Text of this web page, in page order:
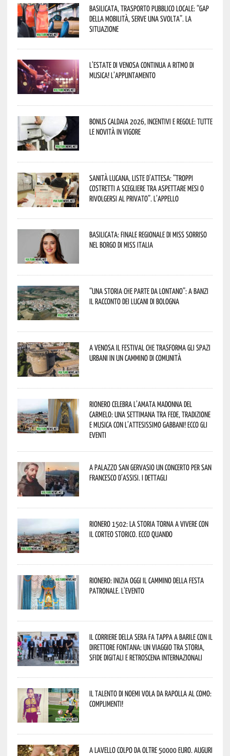
Basilicata, trasporto pubblico locale: “Gap
della mobilità, serve una svolta”. La
situazione
L’estate di Venosa continua a ritmo di
musica! L’appuntamento
Bonus caldaia 2026, incentivi e regole: tutte
le novità in vigore
Sanità lucana, liste d’attesa: “Troppi
costretti a scegliere tra aspettare mesi o
rivolgersi al privato”. L’appello
Basilicata: finale regionale di Miss Sorriso
nel borgo di Miss Italia
“Una storia che parte da lontano”: a Banzi
il racconto dei Lucani di Bologna
A Venosa il festival che trasforma gli spazi
urbani in un cammino di comunità
Rionero celebra l’amata Madonna del
Carmelo: una settimana tra fede, tradizione
e musica con l’attesissimo Gabbani! Ecco gli
eventi
A Palazzo San Gervasio un concerto per San
Francesco d’Assisi. I dettagli
Rionero 1502: la storia torna a vivere con
il Corteo Storico. Ecco quando
Rionero: inizia oggi il cammino della Festa
Patronale. L’evento
Il Corriere della Sera fa tappa a Barile con il
Direttore Fontana: un viaggio tra storia,
sfide digitali e retroscena internazionali
Il talento di Noemi vola da Rapolla al Como:
complimenti!
A Lavello colpo da oltre 50000 euro. Auguri